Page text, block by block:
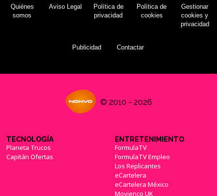
Quiénes
somos
Aviso Legal
Política de
privacidad
Política de
cookies
Gestionar
cookies y
privacidad
Publicidad Contactar
© 2010 - 2026
TECNOLOGÍA
Planeta Trucos
Capitán Ofertas
ENTRETENIMIENTO
FormulaTV
FormulaTV Empleo
Los Replicantes
eCartelera
eCartelera México
Movienco UK